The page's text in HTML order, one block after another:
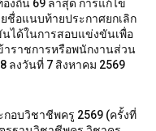
งถิ่น 69 ล่าสุด การแก้ไข
ชื่อแนบท้ายประกาศยกเลิก
ได้ในการสอบแข่งขันเพื่อ
าราชการหรือพนักงานส่วน
ลงวันที่ 7 สิงหาคม 2569
อบวิชาชีพครู 2569 (ครั้งที่